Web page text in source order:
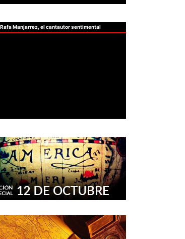
Rafa Manjarrez, el cantautor sentimental